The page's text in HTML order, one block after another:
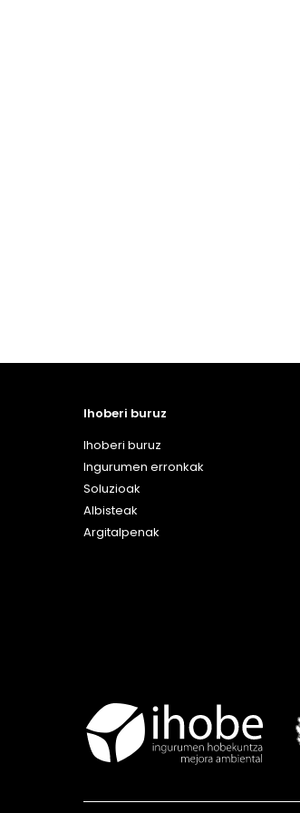
Ihoberi buruz
Ihoberi buruz
Ingurumen erronkak
Soluzioak
Albisteak
Argitalpenak